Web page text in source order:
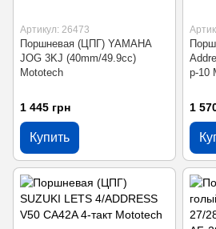
Артикул: 26473
Поршневая (ЦПГ) YAMAHA
JOG 3KJ (40mm/49.9cc)
Mototech
1 445 грн
Купить
p-10
1